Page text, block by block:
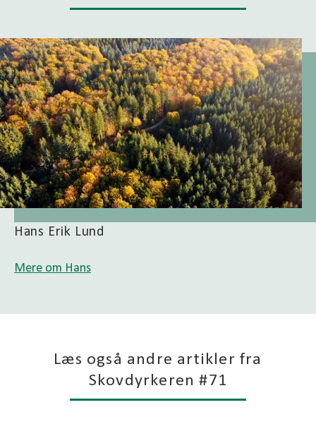
Hans Erik Lund
Mere om Hans
Læs også andre artikler fra
Skovdyrkeren #71